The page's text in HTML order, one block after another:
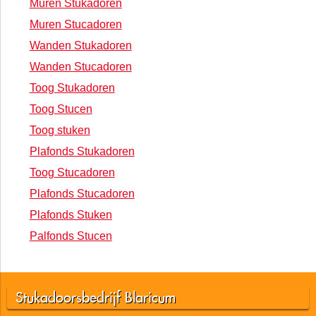
Muren Stukadoren
Muren Stucadoren
Wanden Stukadoren
Wanden Stucadoren
Toog Stukadoren
Toog Stucen
Toog stuken
Plafonds Stukadoren
Toog Stucadoren
Plafonds Stucadoren
Plafonds Stuken
Palfonds Stucen
Stukadoorsbedrijf Blaricum